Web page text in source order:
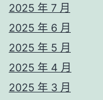
2025 年 7 月
2025 年 6 月
2025 年 5 月
2025 年 4 月
2025 年 3 月